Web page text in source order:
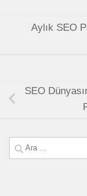
Aylık SEO
SEO
Arama: